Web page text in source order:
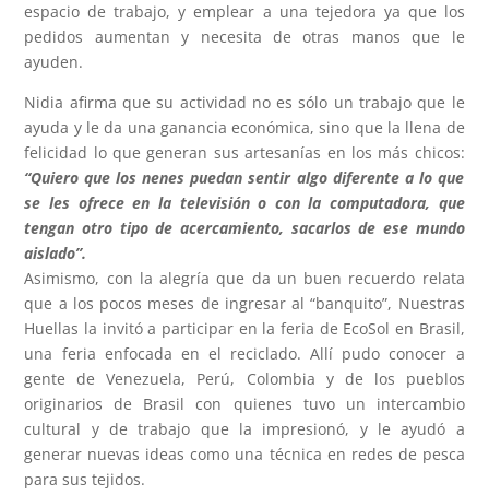
espacio de trabajo, y emplear a una tejedora ya que los
pedidos aumentan y necesita de otras manos que le
ayuden.
Nidia afirma que su actividad no es sólo un trabajo que le
ayuda y le da una ganancia económica, sino que la llena de
felicidad lo que generan sus artesanías en los más chicos:
“Quiero que los nenes puedan sentir algo diferente a lo que
se les ofrece en la televisión o con la computadora, que
tengan otro tipo de acercamiento, sacarlos de ese mundo
aislado”.
Asimismo, con la alegría que da un buen recuerdo relata
que a los pocos meses de ingresar al “banquito”, Nuestras
Huellas la invitó a participar en la feria de EcoSol en Brasil,
una feria enfocada en el reciclado. Allí pudo conocer a
gente de Venezuela, Perú, Colombia y de los pueblos
originarios de Brasil con quienes tuvo un intercambio
cultural y de trabajo que la impresionó, y le ayudó a
generar nuevas ideas como una técnica en redes de pesca
para sus tejidos.